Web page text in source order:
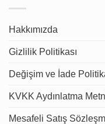
Hakkımızda
Gizlilik Politikası
Değişim ve İade
KVKK Aydınlatma
Mesafeli Satış